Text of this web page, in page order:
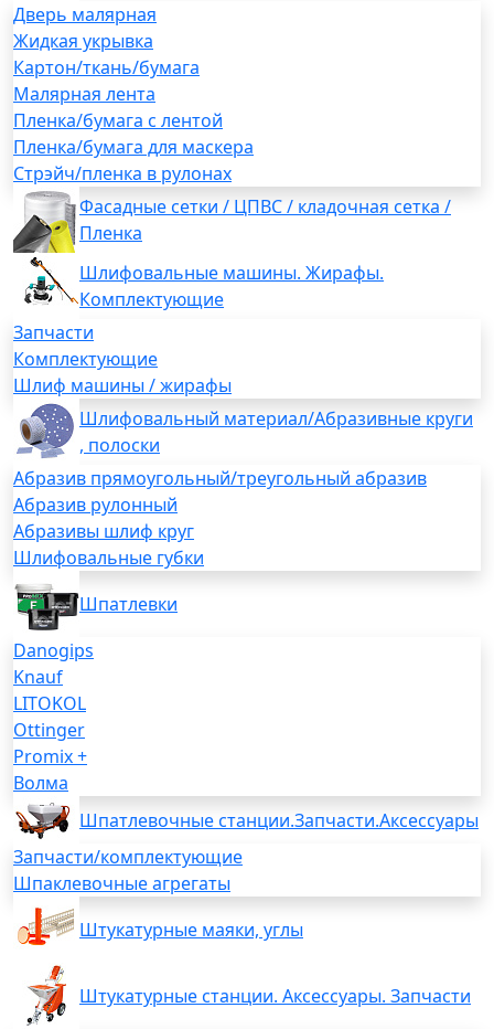
Дверь малярная
Жидкая укрывка
Картон/ткань/бумага
Малярная лента
Пленка/бумага с лентой
Пленка/бумага для маскера
Стрэйч/пленка в рулонах
Фасадные сетки / ЦПВС / кладочная сетка /
Пленка
Шлифовальные машины. Жирафы.
Комплектующие
Запчасти
Комплектующие
Шлиф машины / жирафы
Шлифовальный материал/Абразивные круги
, полоски
Абразив прямоугольный/треугольный абразив
Абразив рулонный
Абразивы шлиф круг
Шлифовальные губки
Шпатлевки
Danogips
Knauf
LITOKOL
Ottinger
Promix +
Волма
Шпатлевочные станции.Запчасти.Аксессуары
Запчасти/комплектующие
Шпаклевочные агрегаты
Штукатурные маяки, углы
Штукатурные станции. Аксессуары. Запчасти